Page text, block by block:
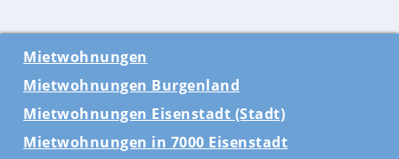
Mietwohnungen
Mietwohnungen Burgenland
Mietwohnungen Eisenstadt (Stadt)
Mietwohnungen in 7000 Eisenstadt